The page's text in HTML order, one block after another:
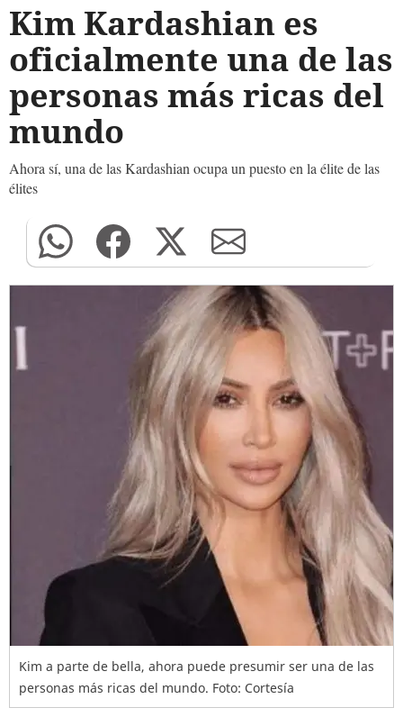
Kim Kardashian es
oficialmente una de las
personas más ricas del
mundo
Ahora sí, una de las Kardashian ocupa un puesto en la élite de las
élites
Kim a parte de bella, ahora puede presumir ser una de las
personas más ricas del mundo. Foto: Cortesía